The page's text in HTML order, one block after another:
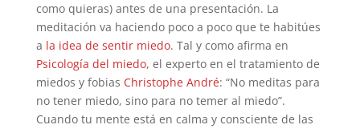
como quieras) antes de una presentación. La
meditación va haciendo poco a poco que te habitúes
a la idea de sentir miedo. Tal y como afirma en
Psicología del miedo, el experto en el tratamiento de
miedos y fobias Christophe André: “No meditas para
no tener miedo, sino para no temer al miedo”.
Cuando tu mente está en calma y consciente de las